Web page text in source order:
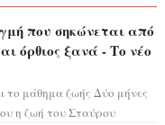
που σηκώνεται από
όρθιος ξανά - Το νέο
το μάθημα ζωής Δύο μήνες
η ζωή του Σταύρου